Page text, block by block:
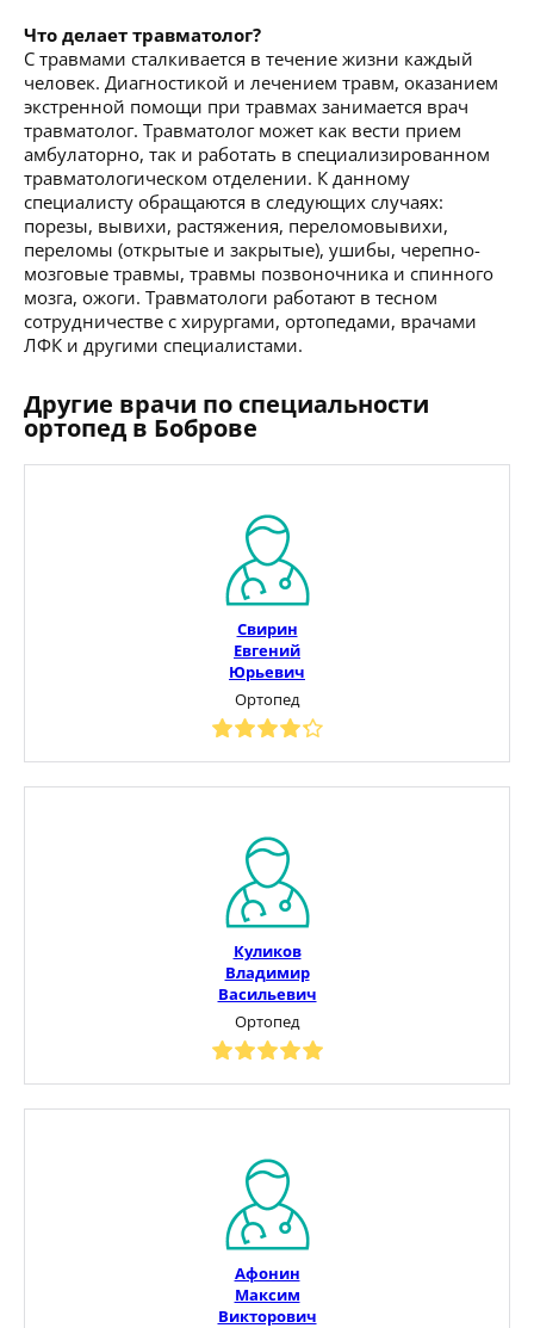
Что делает травматолог?
С травмами сталкивается в течение жизни каждый
человек. Диагностикой и лечением травм, оказанием
экстренной помощи при травмах занимается врач
травматолог. Травматолог может как вести прием
амбулаторно, так и работать в специализированном
травматологическом отделении. К данному
специалисту обращаются в следующих случаях:
порезы, вывихи, растяжения, переломовывихи,
переломы (открытые и закрытые), ушибы, черепно-
мозговые травмы, травмы позвоночника и спинного
мозга, ожоги. Травматологи работают в тесном
сотрудничестве с хирургами, ортопедами, врачами
ЛФК и другими специалистами.
Другие врачи по специальности
ортопед в Боброве
Свирин
Евгений
Юрьевич
Ортопед
Куликов
Владимир
Васильевич
Ортопед
Афонин
Максим
Викторович